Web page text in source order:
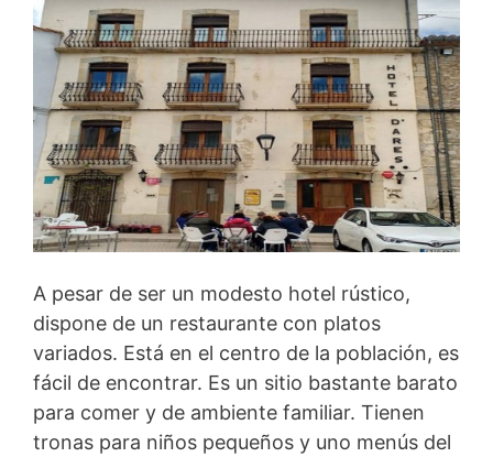
A pesar de ser un modesto hotel rústico,
dispone de un restaurante con platos
variados. Está en el centro de la población, es
fácil de encontrar. Es un sitio bastante barato
para comer y de ambiente familiar. Tienen
tronas para niños pequeños y uno menús del